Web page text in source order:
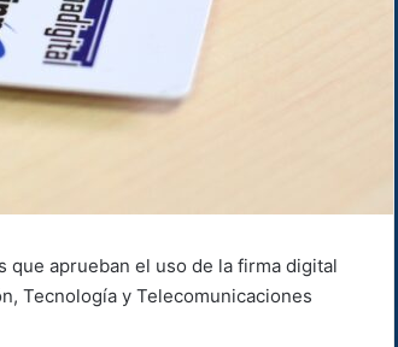
que aprueban el uso de la firma digital
Tecnología y Telecomunicaciones